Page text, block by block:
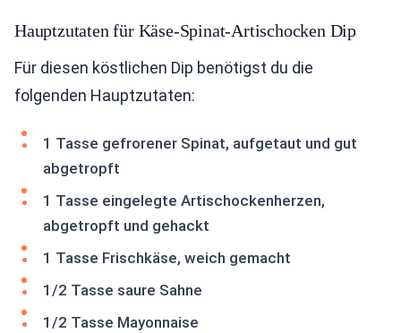
Hauptzutaten für Käse-Spinat-Artischocken Dip
Für diesen köstlichen Dip benötigst du die
folgenden Hauptzutaten:
1 Tasse gefrorener Spinat, aufgetaut und gut
abgetropft
1 Tasse eingelegte Artischockenherzen,
abgetropft und gehackt
1 Tasse Frischkäse, weich gemacht
1/2 Tasse saure Sahne
1/2 Tasse Mayonnaise